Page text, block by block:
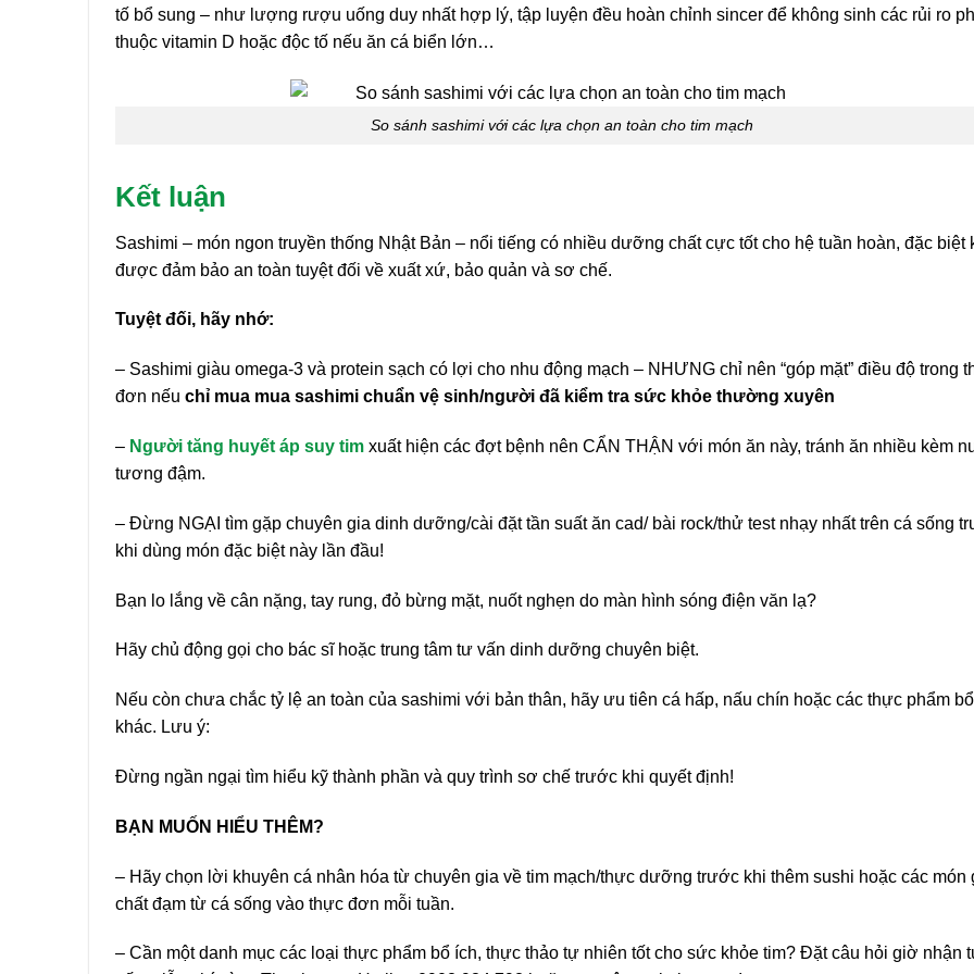
tố bổ sung – như lượng rượu uống duy nhất hợp lý, tập luyện đều hoàn chỉnh sincer để không sinh các rủi ro
thuộc vitamin D hoặc độc tố nếu ăn cá biển lớn…
So sánh sashimi với các lựa chọn an toàn cho tim mạch
Kết luận
Sashimi – món ngon truyền thống Nhật Bản – nổi tiếng có nhiều dưỡng chất cực tốt cho hệ tuần hoàn, đặc biệt
được đảm bảo an toàn tuyệt đối về xuất xứ, bảo quản và sơ chế.
Tuyệt đối, hãy nhớ:
– Sashimi giàu omega-3 và protein sạch có lợi cho nhu động mạch – NHƯNG chỉ nên “góp mặt” điều độ trong
đơn nếu chỉ mua mua sashimi chuẩn vệ sinh/người đã kiểm tra sức khỏe thường xuyên
– Người tăng huyết áp suy tim xuất hiện các đợt bệnh nên CẨN THẬN với món ăn này, tránh ăn nhiều kèm
tương đậm.
– Đừng NGẠI tìm gặp chuyên gia dinh dưỡng/cài đặt tần suất ăn cad/ bài rock/thử test nhạy nhất trên cá sống
khi dùng món đặc biệt này lần đầu!
Bạn lo lắng về cân nặng, tay rung, đỏ bừng mặt, nuốt nghẹn do màn hình sóng điện văn lạ?
Hãy chủ động gọi cho bác sĩ hoặc trung tâm tư vấn dinh dưỡng chuyên biệt.
Nếu còn chưa chắc tỷ lệ an toàn của sashimi với bản thân, hãy ưu tiên cá hấp, nấu chín hoặc các thực phẩm
khác. Lưu ý:
Đừng ngần ngại tìm hiểu kỹ thành phần và quy trình sơ chế trước khi quyết định!
BẠN MUỐN HIỂU THÊM?
– Hãy chọn lời khuyên cá nhân hóa từ chuyên gia về tim mạch/thực dưỡng trước khi thêm sushi hoặc các món
chất đạm từ cá sống vào thực đơn mỗi tuần.
– Cần một danh mục các loại thực phẩm bổ ích, thực thảo tự nhiên tốt cho sức khỏe tim? Đặt câu hỏi giờ nhận